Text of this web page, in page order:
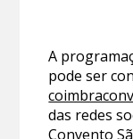
A
pode ser
das redes
Convento